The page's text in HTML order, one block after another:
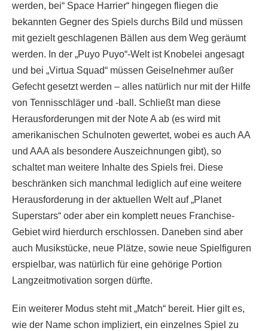
werden, bei“ Space Harrier“ hingegen fliegen die
bekannten Gegner des Spiels durchs Bild und müssen
mit gezielt geschlagenen Bällen aus dem Weg geräumt
werden. In der „Puyo Puyo“-Welt ist Knobelei angesagt
und bei „Virtua Squad“ müssen Geiselnehmer außer
Gefecht gesetzt werden – alles natürlich nur mit der Hilfe
von Tennisschläger und -ball. Schließt man diese
Herausforderungen mit der Note A ab (es wird mit
amerikanischen Schulnoten gewertet, wobei es auch AA
und AAA als besondere Auszeichnungen gibt), so
schaltet man weitere Inhalte des Spiels frei. Diese
beschränken sich manchmal lediglich auf eine weitere
Herausforderung in der aktuellen Welt auf „Planet
Superstars“ oder aber ein komplett neues Franchise-
Gebiet wird hierdurch erschlossen. Daneben sind aber
auch Musikstücke, neue Plätze, sowie neue Spielfiguren
erspielbar, was natürlich für eine gehörige Portion
Langzeitmotivation sorgen dürfte.
Ein weiterer Modus steht mit „Match“ bereit. Hier gilt es,
wie der Name schon impliziert, ein einzelnes Spiel zu